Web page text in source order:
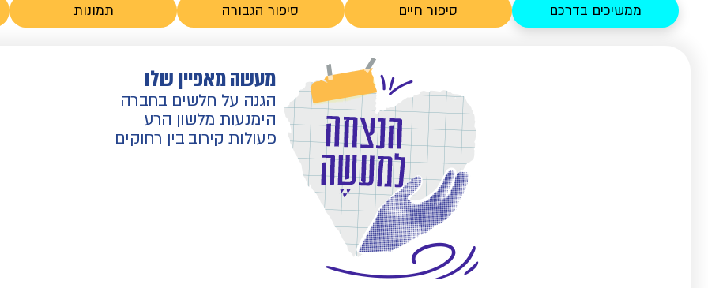
ממשיכים בדרכם סיפור חיים סיפור הגבורה תמונות
מעשה מאפיין שלו
הגנה על חלשים בחברה
הימנעות מלשון הרע
פעולות קירוב בין רחוקים